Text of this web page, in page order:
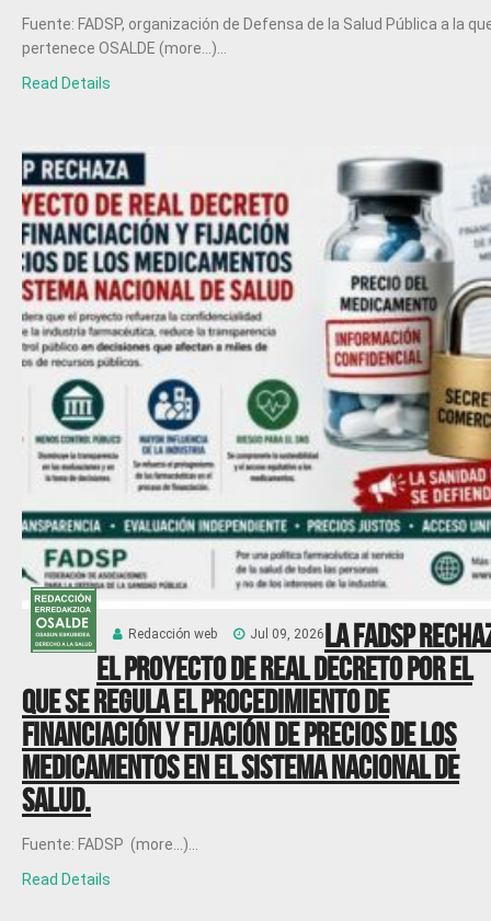
Fuente: FADSP, organización de Defensa de la Salud Pública a la
pertenece OSALDE (more…)...
Read Details
Redacción web Jul 09, 2026La FADSP
el Proyecto de Real Decreto por el
que se regula el procedimiento de
financiación y fijación de precios de los
medicamentos en el Sistema Nacional de
Salud.
Fuente: FADSP (more…)...
Read Details